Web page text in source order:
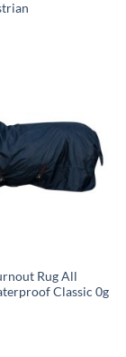
Rug All
Classic 0g